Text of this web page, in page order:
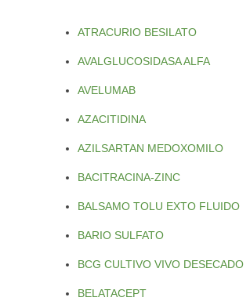
ATRACURIO BESILATO
AVALGLUCOSIDASA ALFA
AVELUMAB
AZACITIDINA
AZILSARTAN MEDOXOMILO
BACITRACINA-ZINC
BALSAMO TOLU EXTO FLUIDO
BARIO SULFATO
BCG CULTIVO VIVO DESECADO
BELATACEPT